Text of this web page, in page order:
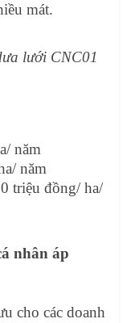
mát.
lưới CNC01
năm
năm
triệu đồng/ ha/
nhân áp
cho các doanh